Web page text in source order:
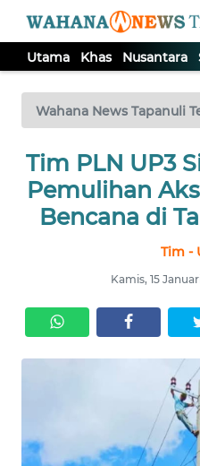
Utama Khas Nusantara
Wahana News Tapanuli
Tim PLN UP3
Pemulihan
Bencana di
Tim -
Kamis, 15
TV
Tutup
UTAMA
KHAS
SERBA-
SERBI